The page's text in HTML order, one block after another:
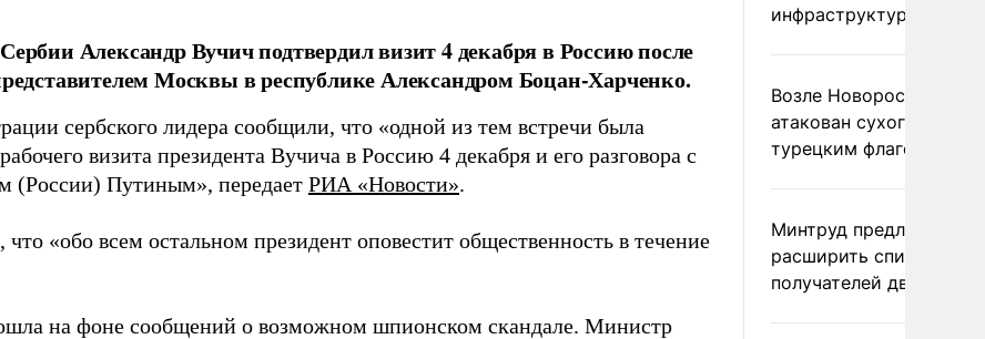
Александр Вучич подтвердил визит 4 декабря в Россию после
Москвы в республике Александром Боцан-Харченко.
сербского лидера сообщили, что «одной из тем встречи была
визита президента Вучича в Россию 4 декабря и его разговора с
(России) Путиным», передает РИА «Новости».
что «обо всем остальном президент оповестит общественность в течение
на фоне сообщений о возможном шпионском скандале. Министр
инфраструктуры
Возле Новороссийска
атакован сухогруз под
турецким флагом
Минтруд предложил
расширить список
получателей двух